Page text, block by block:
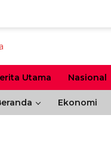
Utama Nasional
Ekonomi